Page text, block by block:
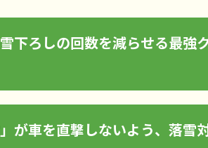
下ろしの回数を減らせる最強
が車を直撃しないよう、落雪